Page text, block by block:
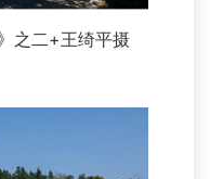
二+王绮平摄